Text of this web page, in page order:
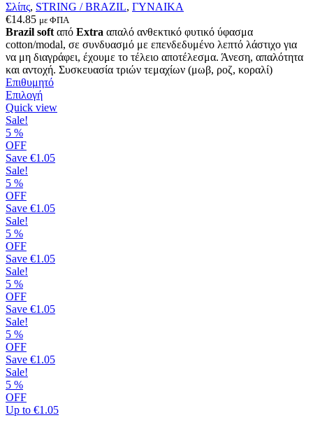
προϊόντος
Σλίπς, STRING / BRAZIL, ΓΥΝΑΙΚΑ
€14.85 με ΦΠΑ
Brazil soft από Extra απαλό ανθεκτικό φυτικό ύφασμα
cotton/modal, σε συνδυασμό με επενδεδυμένο λεπτό λάστιχο για
να μη διαγράφει, έχουμε το τέλειο αποτέλεσμα. Άνεση, απαλότητα
και αντοχή. Συσκευασία τριών τεμαχίων (μωβ, ροζ, κοραλί)
Επιθυμητό
ΕπιλογήΑυτό
το
παραλλαγές.
να
του
Quick view
Sale!
5 %
OFF
Save €1.05
Sale!
5 %
OFF
Save €1.05
Sale!
5 %
OFF
Save €1.05
Sale!
5 %
OFF
Save €1.05
Sale!
5 %
OFF
Save €1.05
Sale!
5 %
OFF
Up to €1.05